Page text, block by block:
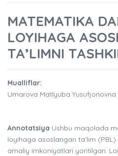
MATEMATIKA
LOYIHAGA
TA’LIMNI
Mualliflar:
Umarova Matlyuba Yusufjonovna
Annotatsiya Ushbu maqolada
loyihaga asoslangan ta’lim
amaliy imkoniyatlari yoritilgan.